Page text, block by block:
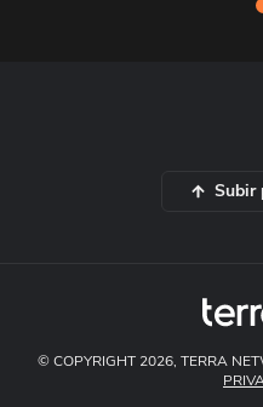
Subir
© COPYRIGHT 2026, TERRA